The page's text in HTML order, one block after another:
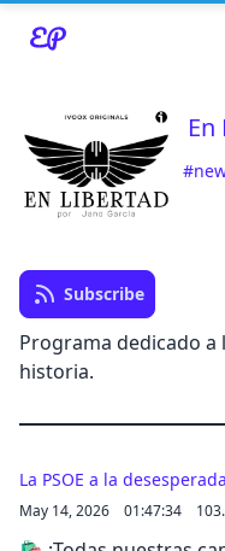
Read about our
Subscribe
Programa dedicado a
historia.
La PSOE a la
May 14, 2026 01:47:34